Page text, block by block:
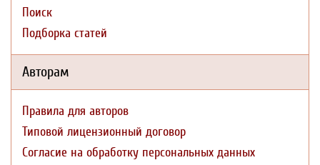
Поиск
Подборка статей
Авторам
Правила для авторов
Типовой лицензионный договор
Согласие на обработку персональных данных